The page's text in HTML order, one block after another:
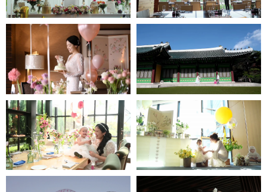
롯데호텔 도림-
인스타1분영상
신라호텔 - 인스타1분영상
JW메리어트호텔 -
인스타1분영상
그랜드인터컨티넨탈호텔-
인스타1분영상